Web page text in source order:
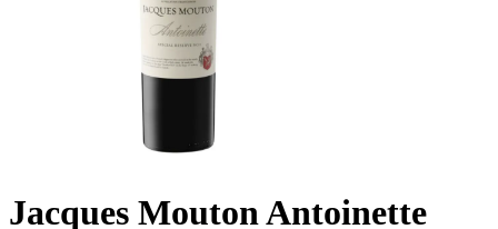
Jacques Mouton Antoinette